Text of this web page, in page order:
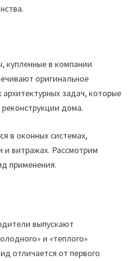
купленные в компании
оригинальное
задач, которые
дома.
в оконных системах,
и витражах. Рассмотрим
применения.
выпускают
и «теплого»
отличается от первого